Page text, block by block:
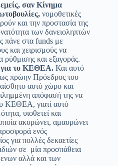
σαν Κίνημα
νομοθετικές
και την προστασία της
των δανειοληπτών
πάνε στα funds με
και χειρισμούς να
ρύθμισης και εξαγοράς.
για το ΚΕΘΕΑ. Και αυτό
πρώην Πρόεδρος του
αυτό χώρο και
απόφασή της να
ΚΕΘΕΑ, γιατί αυτό
υιοθετεί και
ακυρώνει, αμαυρώνει
ενός
για πολλές δεκαετίες
σε μία προσπάθεια
αλλά και των